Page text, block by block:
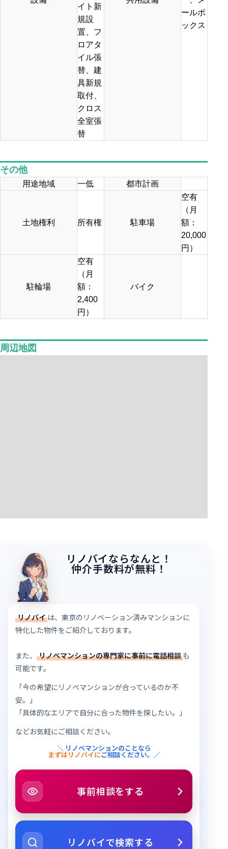
イト新
規設
置、フ
ロアタ
イル張
替、建
具新規
取付、
クロス
全室張
替
ールボ
ックス
その他
用途地域 一低 都市計画
土地権利 所有権 駐車場
空有
（月
額：
20,000
円）
駐輪場
空有
（月
額：
2,400
円）
バイク
周辺地図
リノバイならなんと！
仲介手数料が無料！
リノバイ は、東京のリノベーション済みマンションに
特化した物件をご紹介しております。
また、 リノベマンションの専門家に事前に電話相談 も
可能です。
「今の希望にリノベマンションが合っているのか不
安。」
「具体的なエリアで自分に合った物件を探したい。」
などお気軽にご相談ください。
＼ リノベマンションのことなら
まずはリノバイにご相談ください。／
事前相談をする
リノバイで検索する